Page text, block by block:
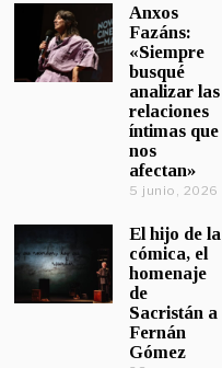
Anxos
Fazáns:
«Siempre
busqué
analizar las
relaciones
íntimas que
nos
afectan»
5 junio, 2026
El hijo de la
cómica, el
homenaje
de
Sacristán a
Fernán
Gómez